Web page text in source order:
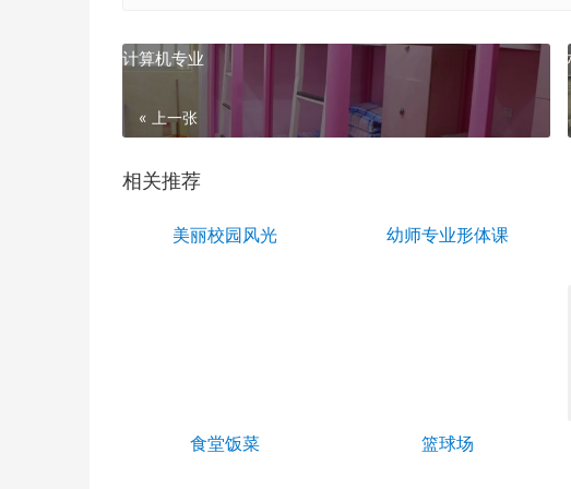
计算机专业
« 上一张
相关推荐
美丽校园风光 幼师专业形体课